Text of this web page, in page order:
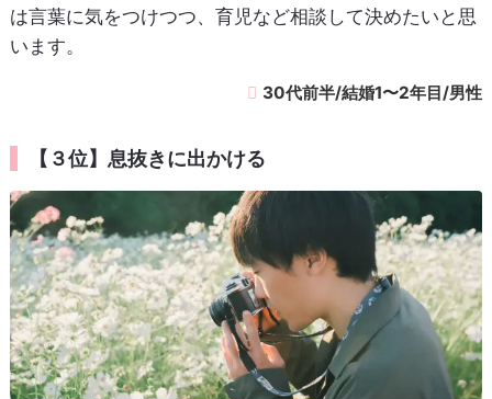
は言葉に気をつけつつ、育児など相談して決めたいと思
います。
30代前半/結婚1〜2年目/男性
【３位】息抜きに出かける